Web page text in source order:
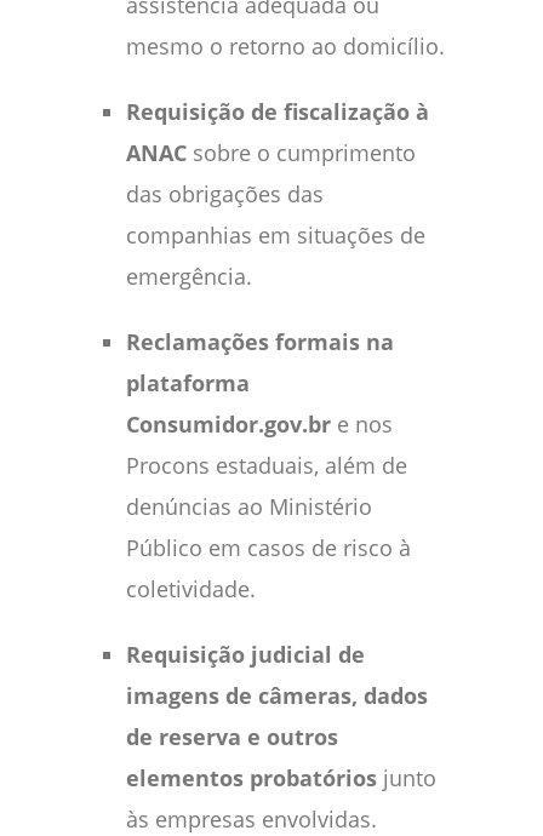
mesmo o retorno ao domicílio.
Requisição de fiscalização à
ANAC sobre o cumprimento
das obrigações das
companhias em situações de
emergência.
Reclamações formais na
plataforma
Consumidor.gov.br e nos
Procons estaduais, além de
denúncias ao Ministério
Público em casos de risco à
coletividade.
Requisição judicial de
imagens de câmeras, dados
de reserva e outros
elementos probatórios junto
às empresas envolvidas.